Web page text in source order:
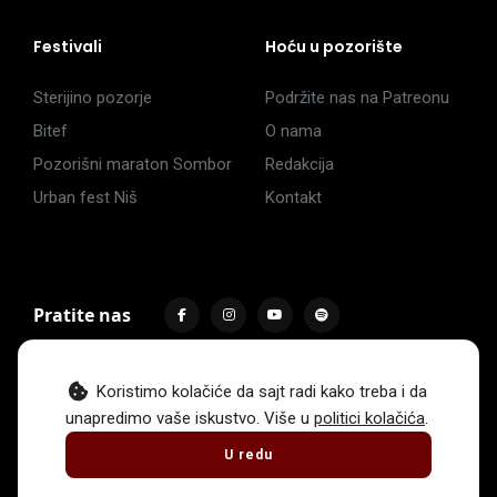
Koristimo kolačiće da sajt radi kako treba i da
unapredimo vaše iskustvo. Više u politici kolačića.
U redu
Festivali
Sterijino pozorje
Bitef
Pozorišni maraton Sombor
Urban fest Niš
Hoću u pozorište
Podržite nas na Patreonu
O nama
Redakcija
Kontakt
Pratite nas
Impressum Politika privatnosti
Uslovi korišćenja
. Sva prava zadržava Hoću u pozorište.